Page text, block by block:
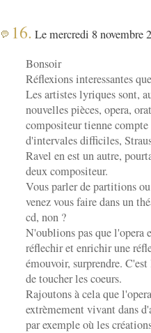
16. Le mercredi 8 novembre
Bonsoir
Réflexions interessantes
Les artistes lyriques sont,
nouvelles pièces, opera,
compositeur tienne
d'intervales difficiles,
Ravel en est un autre,
deux compositeur.
Vous parler de partitions
venez vous faire dans un
cd, non ?
N'oublions pas que l'opera
réflechir et enrichir une
émouvoir, surprendre.
de toucher les coeurs.
Rajoutons à cela que
extrèmement vivant dans
par exemple où les